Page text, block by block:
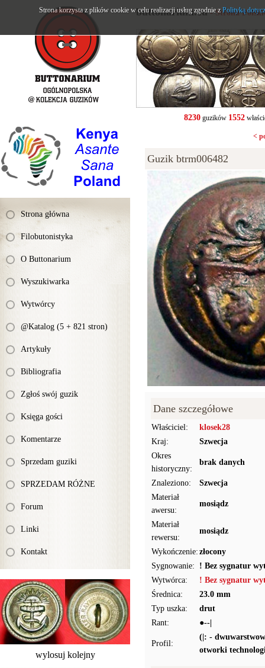
Strona główna
Filobutonistyka
O Buttonarium
Wyszukiwarka
Wytwórcy
@Katalog (5 + 821 stron)
Artykuły
Bibliografia
Zgłoś swój guzik
Księga gości
Komentarze
Sprzedam guziki
SPRZEDAM RÓŻNE
Forum
Linki
Kontakt
wylosuj kolejny
buttonarium.eu- Strona
8230guzików 1552
<
Guzik btrm006482
Dane szczegółowe
Właściciel:
klosek28
Kraj:
Szwecja
Okres
historyczny:
brak danych
Znaleziono:
Szwecja
Materiał
awersu:
mosiądz
Materiał
rewersu:
mosiądz
Wykończenie: złocony
Sygnowanie:
! Bez sygnatur
Wytwórca:
! Bez sygnatur
Średnica:
23.0 mm
Typ uszka:
drut
Rant:
●--|
Profil:
(|: -
otworki
Strona korzysta z plików cookie w celu realizacji usług zgodnie zPolityką